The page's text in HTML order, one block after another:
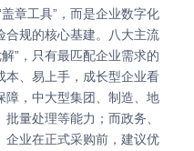
合规的核心基建。八大主流
”，只有最匹配企业需求的
、易上手， 成长型企业看
， 中大型集团、制造、地
批量处理等能力；而政务、
企业在正式采购前，建议优